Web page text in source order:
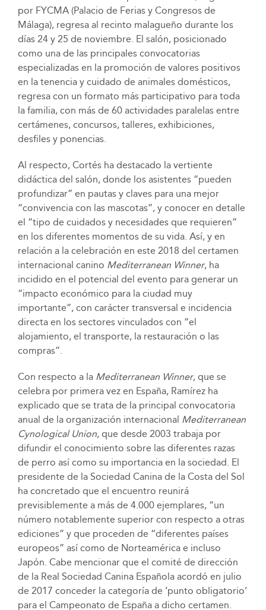
por FYCMA (Palacio de Ferias y Congresos de
Málaga), regresa al recinto malagueño durante los
días 24 y 25 de noviembre. El salón, posicionado
como una de las principales convocatorias
especializadas en la promoción de valores positivos
en la tenencia y cuidado de animales domésticos,
regresa con un formato más participativo para toda
la familia, con más de 60 actividades paralelas entre
certámenes, concursos, talleres, exhibiciones,
desfiles y ponencias.
Al respecto, Cortés ha destacado la vertiente
didáctica del salón, donde los asistentes “pueden
profundizar” en pautas y claves para una mejor
“convivencia con las mascotas”, y conocer en detalle
el “tipo de cuidados y necesidades que requieren”
en los diferentes momentos de su vida. Así, y en
relación a la celebración en este 2018 del certamen
internacional canino Mediterranean Winner, ha
incidido en el potencial del evento para generar un
“impacto económico para la ciudad muy
importante”, con carácter transversal e incidencia
directa en los sectores vinculados con “el
alojamiento, el transporte, la restauración o las
compras”.
Con respecto a la Mediterranean Winner, que se
celebra por primera vez en España, Ramírez ha
explicado que se trata de la principal convocatoria
anual de la organización internacional Mediterranean
Cynological Union, que desde 2003 trabaja por
difundir el conocimiento sobre las diferentes razas
de perro así como su importancia en la sociedad. El
presidente de la Sociedad Canina de la Costa del Sol
ha concretado que el encuentro reunirá
previsiblemente a más de 4.000 ejemplares, “un
número notablemente superior con respecto a otras
ediciones” y que proceden de “diferentes países
europeos” así como de Norteamérica e incluso
Japón. Cabe mencionar que el comité de dirección
de la Real Sociedad Canina Española acordó en julio
de 2017 conceder la categoría de ‘punto obligatorio’
para el Campeonato de España a dicho certamen.